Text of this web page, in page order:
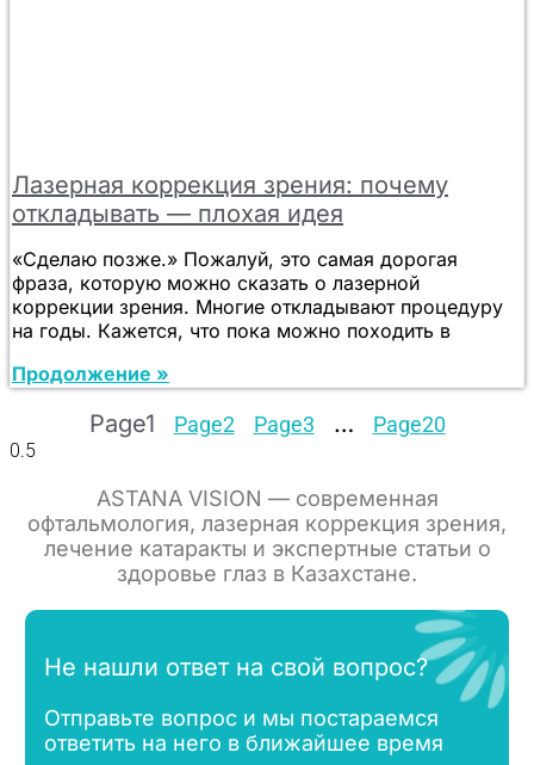
Лазерная коррекция зрения: почему
откладывать — плохая идея
«Сделаю позже.» Пожалуй, это самая дорогая
фраза, которую можно сказать о лазерной
коррекции зрения. Многие откладывают процедуру
на годы. Кажется, что пока можно походить в
Продолжение »
Page1 Page2 Page3 … Page20
ASTANA VISION — современная
офтальмология, лазерная коррекция зрения,
лечение катаракты и экспертные статьи о
здоровье глаз в Казахстане.
Не нашли ответ на свой вопрос?
Отправьте вопрос и мы постараемся
ответить на него в ближайшее время